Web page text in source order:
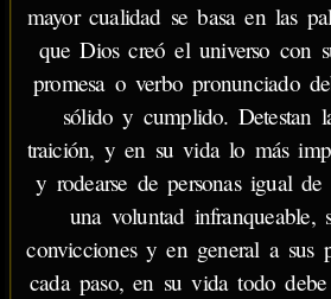
mayor cualidad se basa en las
que Dios creó el universo con
promesa o verbo pronunciado
sólido y cumplido. Detestan
traición, y en su vida lo más
y rodearse de personas igual
una voluntad infranqueable,
convicciones y en general a sus
cada paso, en su vida todo